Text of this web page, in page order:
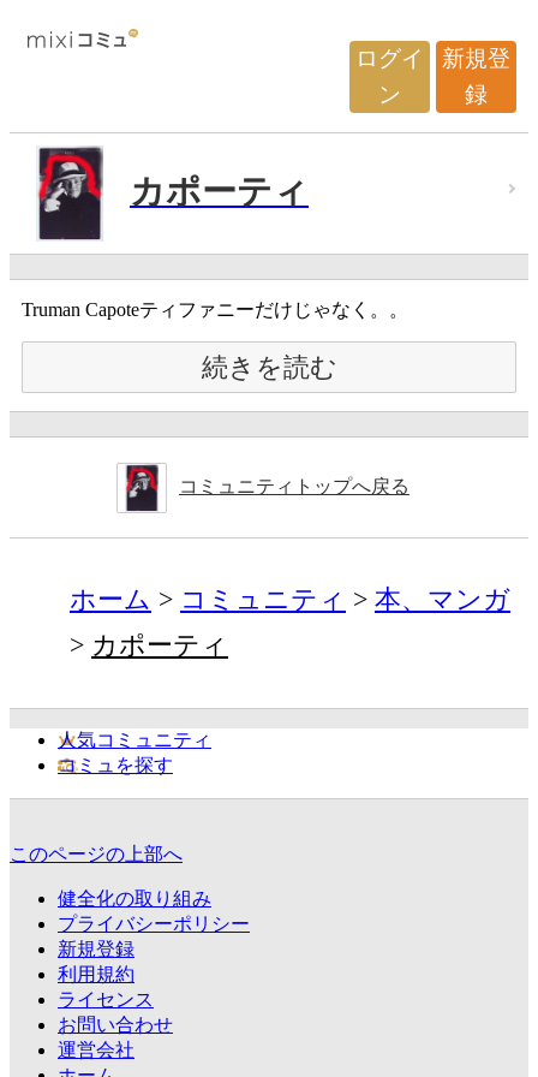
ログイ
ン
新規登
録
カポーティ
Truman Capoteティファニーだけじゃなく。。
続きを読む
コミュニティトップへ戻る
ホーム コミュニティ
本、マンガ
カポーティ
人気コミュニティ
コミュを探す
このページの上部へ
健全化の取り組み
プライバシーポリシー
新規登録
利用規約
ライセンス
お問い合わせ
運営会社